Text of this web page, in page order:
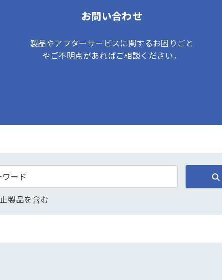
お問い合わせ
製品やアフターサービスに関するお困りごと
やご不明点があればご相談ください。
製品を含む